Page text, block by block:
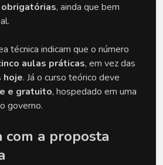
, ainda que bem
técnica indicam que o número
aulas práticas, em vez das
hoje. Já o curso teórico deve
e gratuito, hospedado em uma
governo.
com a proposta